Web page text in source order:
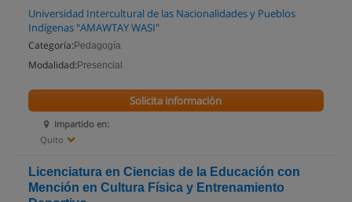
Universidad Intercultural de las Nacionalidades y Pueblos
Indígenas "AMAWTAY WASI"
Categoría: Pedagogía
Modalidad: Presencial
Impartido en:
Quito
Solicita información
Licenciatura en Ciencias de la Educación con
Mención en Cultura Física y Entrenamiento